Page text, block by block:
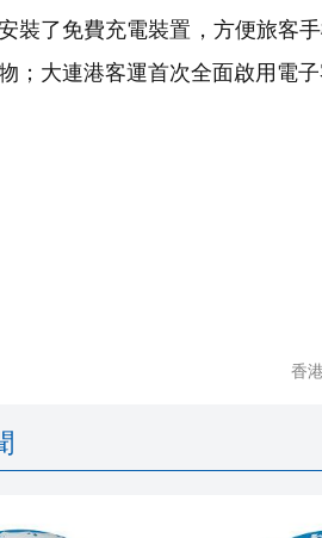
裝了免費充電裝置，方便旅客
；大連港客運首次全面啟用電
香